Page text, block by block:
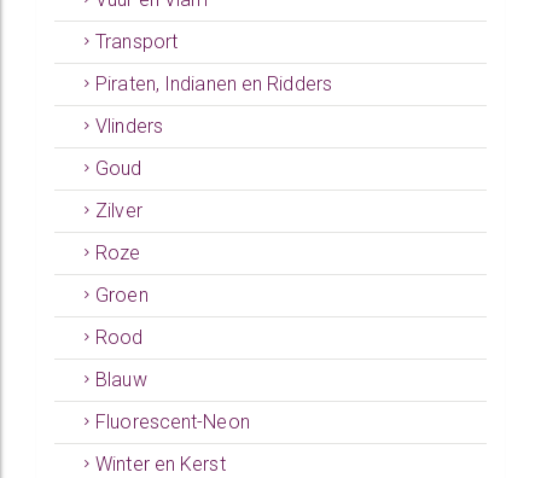
Transport
Piraten, Indianen en Ridders
Vlinders
Goud
Zilver
Roze
Groen
Rood
Blauw
Fluorescent-Neon
Winter en Kerst